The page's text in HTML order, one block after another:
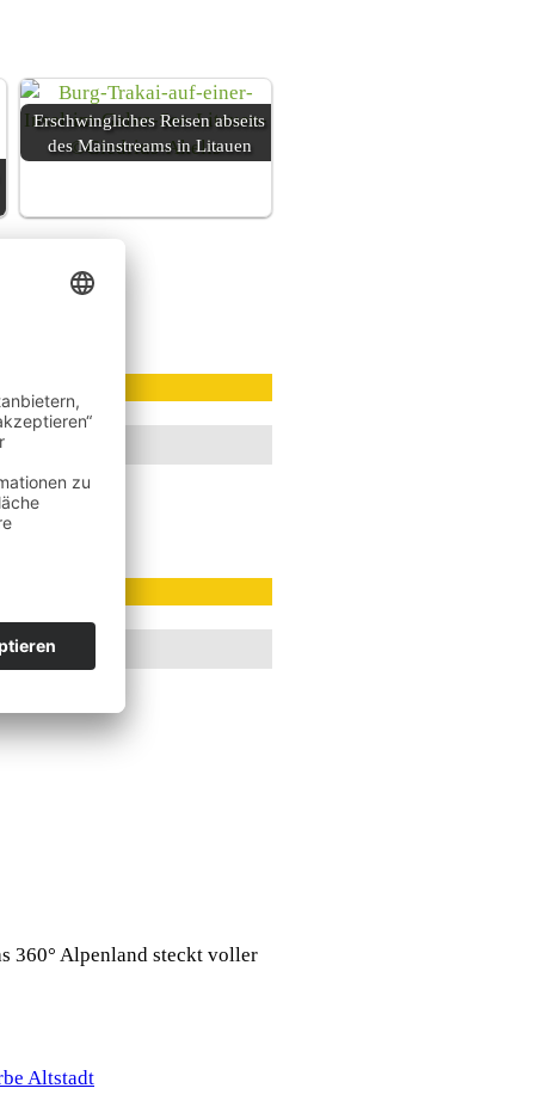
Erschwingliches Reisen abseits
des Mainstreams in Litauen
360° Alpenland steckt voller
Altstadt